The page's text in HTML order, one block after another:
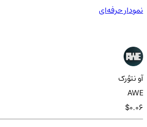
نمودار حرفه‌ای
آو نتوُرک
AWE
$0.06